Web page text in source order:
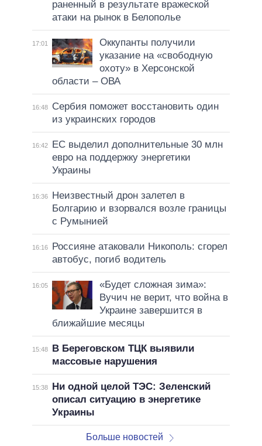
раненный в результате вражеской
атаки на рынок в Белополье
17:01
Оккупанты получили
указание на «свободную
охоту» в Херсонской
области – ОВА
16:48
Сербия поможет восстановить один
из украинских городов
16:42
ЕС выделил дополнительные 30 млн
евро на поддержку энергетики
Украины
16:36
Неизвестный дрон залетел в
Болгарию и взорвался возле границы
с Румынией
16:16
Россияне атаковали Никополь: сгорел
автобус, погиб водитель
16:05
«Будет сложная зима»:
Вучич не верит, что война в
Украине завершится в
ближайшие месяцы
15:48
В Береговском ТЦК выявили
массовые нарушения
15:38
Ни одной целой ТЭС: Зеленский
описал ситуацию в энергетике
Украины
Больше новостей